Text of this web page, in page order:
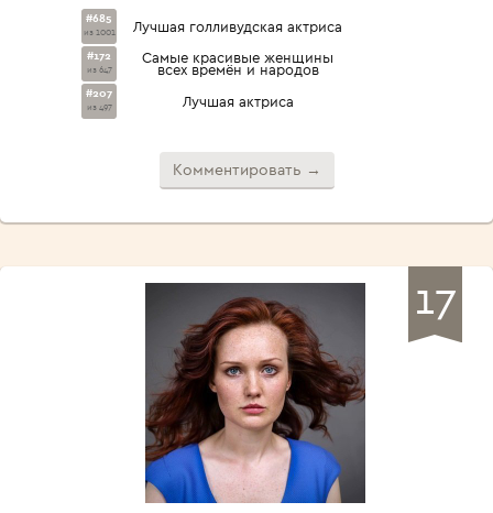
#685
из 1001 Лучшая голливудская актриса
#172
из 647
Самые красивые женщины
всех времён и народов
#207
из 497 Лучшая актриса
Комментировать →
17